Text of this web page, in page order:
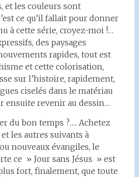
et les couleurs sont
ce qu’il fallait pour donner
à cette série, croyez-moi !…
des paysages
rapides, tout est
et cette colorisation,
sur l’histoire, rapidement,
ciselés dans le matériau
ensuite revenir au dessin…
du bon temps ?…. Achetez
les autres suivants à
nouveaux évangiles, le
ce » Jour sans Jésus » est
fort, finalement, que toute